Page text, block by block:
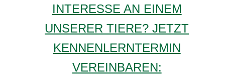
INTERESSE AN EINEM
UNSERER TIERE? JETZT
KENNENLERNTERMIN
VEREINBAREN: